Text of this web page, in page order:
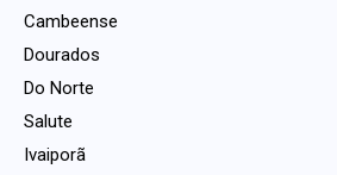
Cambeense
Dourados
Do Norte
Salute
Ivaiporã